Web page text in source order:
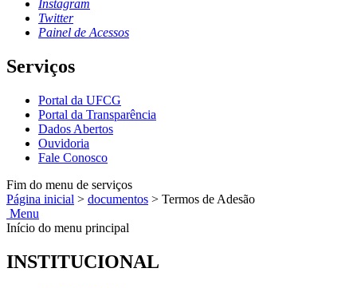
Instagram
Twitter
Painel de Acessos
Serviços
Portal da UFCG
Portal da Transparência
Dados Abertos
Ouvidoria
Fale Conosco
Fim do menu de serviços
Página inicial > documentos > Termos de Adesão
Menu
Início do menu principal
INSTITUCIONAL